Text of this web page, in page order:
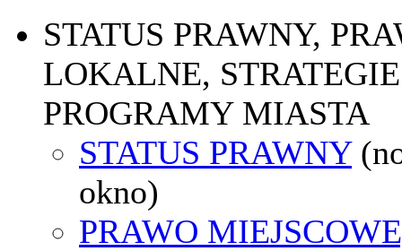
STATUS PRAWNY,
LOKALNE,
PROGRAMY MIASTA
STATUS PRAWNY
okno)
PRAWO